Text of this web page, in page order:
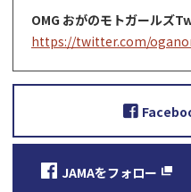
OMG おがのモトガールズ
https://twitter.com/
JAMAをフォロー